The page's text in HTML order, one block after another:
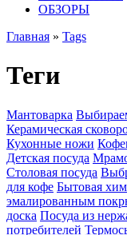
ОБЗОРЫ
Главная » Tags
Теги
Мантоварка
Керамическая
Кухонные ножи
Детская посуда
Столовая посуда
для кофе Бытовая
эмалированным
доска Посуда из
потребителей